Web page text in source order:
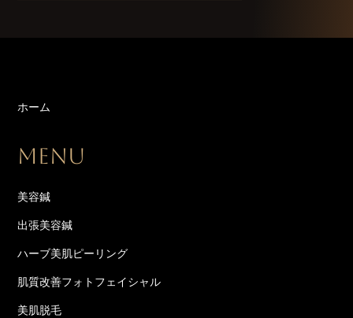
ホーム
MENU
美容鍼
出張美容鍼
ハーブ美肌ピーリング
肌質改善フォトフェイシャル
美肌脱毛